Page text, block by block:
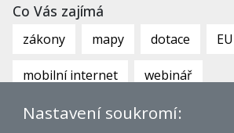
Co Vás zajímá
zákony mapy dotace EU
mobilní internet webinář
Nastavení soukromí: